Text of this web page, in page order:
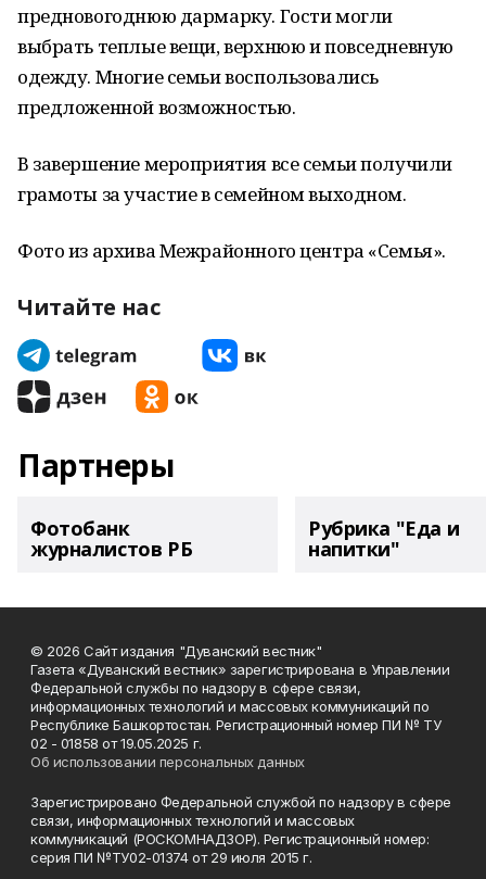
предновогоднюю дармарку. Гости могли
выбрать теплые вещи, верхнюю и повседневную
одежду. Многие семьи воспользовались
предложенной возможностью.
В завершение мероприятия все семьи получили
грамоты за участие в семейном выходном.
Фото из архива Межрайонного центра «Семья».
Читайте нас
Партнеры
Фотобанк
журналистов РБ
Рубрика "Еда и
напитки"
© 2026 Сайт издания "Дуванский вестник"
Газета «Дуванский вестник» зарегистрирована в Управлении
Федеральной службы по надзору в сфере связи,
информационных технологий и массовых коммуникаций по
Республике Башкортостан. Регистрационный номер ПИ № ТУ
02 - 01858 от 19.05.2025 г.
Об использовании персональных данных
Зарегистрировано Федеральной службой по надзору в сфере
связи, информационных технологий и массовых
коммуникаций (РОСКОМНАДЗОР). Регистрационный номер:
серия ПИ №ТУ02-01374 от 29 июля 2015 г.